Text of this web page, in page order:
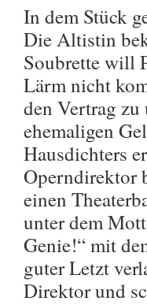
In dem Stück
Die Altistin
Soubrette will
Lärm nicht
den Vertrag
ehemaligen
Hausdichters
Operndirektor
einen
unter dem
Genie!“ mit
guter Letzt
Direktor und